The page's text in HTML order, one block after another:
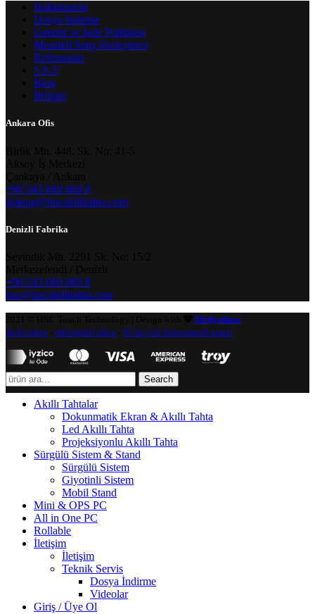
Hakkımızda
Dosya İndirme
Garanti ve İade Politikası
Mesafeli Satış Sözleşmesi
Referanslar
S.S.S
Blog
İletişim
Ankara Ofis
+90 543 669 669 8
goktug@hncakillitahta.com
Denizli Fabrika
+90 543 669 669 8
hnc@hncakillitahta.com
Medyaikon
akıllı tahta
etkileşimli tahta 65 inç led dokunmatik panel
Search
Akıllı Tahtalar
Dokunmatik Ekran & Akıllı Tahta
Led Akıllı Tahta
Projeksiyonlu Akıllı Tahta
Sürgülü Sistem & Stand
Sürgülü Sistem
Giyotinli Sistem
Mobil Stand
Mini & OPS PC
All in One PC
Rollable
İletişim
İletişim
Teknik Servis
Dosya İndirme
Videolar
Giriş / Üye Ol